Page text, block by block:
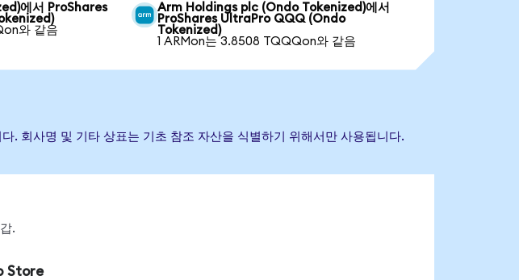
에서 ProShares
와 같음
Arm Holdings plc (Ondo Tokenized)에서
ProShares UltraPro QQQ (Ondo
Tokenized)
1 ARMon는 3.8508 TQQQon와 같음
. 회사명 및 기타 상표는 기초 참조 자산을 식별하기 위해서만 사용됩니다.
.
Store